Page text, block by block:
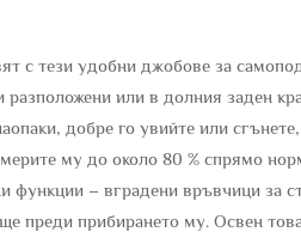
с тези удобни джобове за
или в долния заден
добре го увийте или
му до около 80 % спрямо
функции – вградени връвчици за
преди прибирането му. Освен